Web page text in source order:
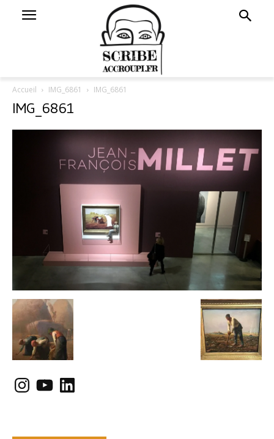
Accueil IMG_6861 IMG_6861
IMG_6861
Instagram
YouTubeLinkedIn